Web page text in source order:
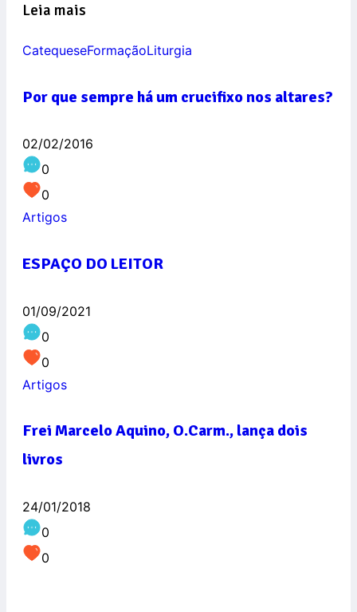
Leia mais
CatequeseFormaçãoLiturgia
Por que sempre há um crucifixo nos altares?
02/02/2016
0
0
Artigos
ESPAÇO DO LEITOR
01/09/2021
0
0
Artigos
Frei Marcelo Aquino, O.Carm., lança dois
livros
24/01/2018
0
0